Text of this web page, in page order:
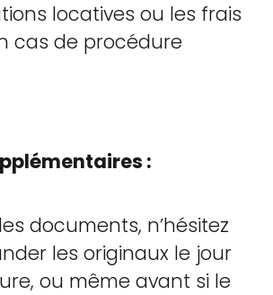
locatives ou les frais
cas de procédure
:
documents, n’hésitez
les originaux le jour
ou même avant si le